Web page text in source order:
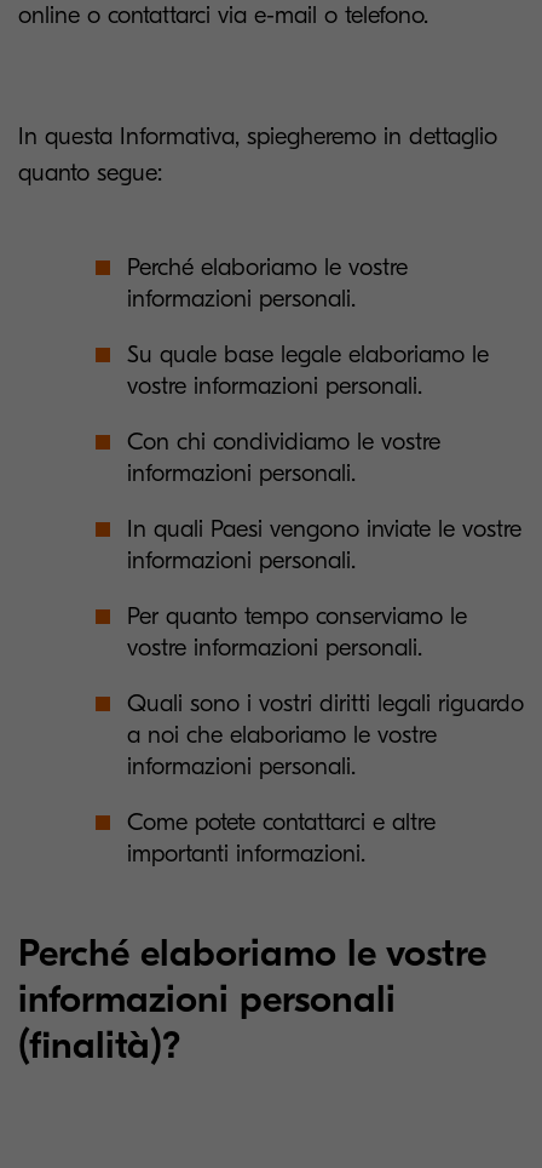
online o contattarci via e-mail o telefono.
In questa Informativa, spiegheremo in dettaglio
quanto segue:
Perché elaboriamo le vostre
informazioni personali.
Su quale base legale elaboriamo le
vostre informazioni personali.
Con chi condividiamo le vostre
informazioni personali.
In quali Paesi vengono inviate le vostre
informazioni personali.
Per quanto tempo conserviamo le
vostre informazioni personali.
Quali sono i vostri diritti legali riguardo
a noi che elaboriamo le vostre
informazioni personali.
Come potete contattarci e altre
importanti informazioni.
Perché elaboriamo le vostre
informazioni personali
(finalità)?